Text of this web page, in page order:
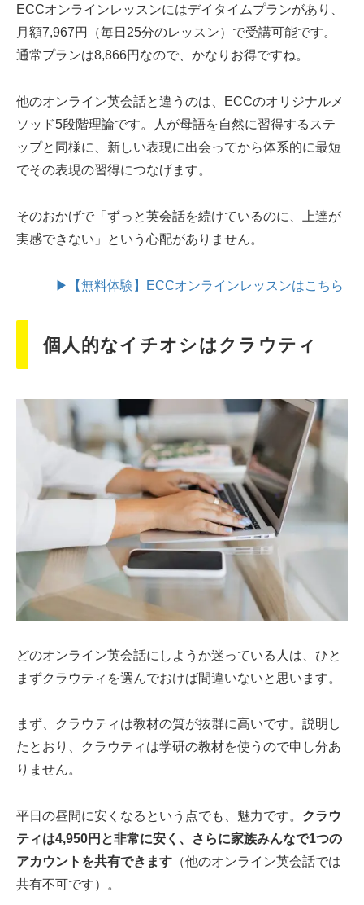
ECCオンラインレッスンにはデイタイムプランがあり、
月額7,967円（毎日25分のレッスン）で受講可能です。
通常プランは8,866円なので、かなりお得ですね。
他のオンライン英会話と違うのは、ECCのオリジナルメ
ソッド5段階理論です。人が母語を自然に習得するステ
ップと同様に、新しい表現に出会ってから体系的に最短
でその表現の習得につなげます。
そのおかげで「ずっと英会話を続けているのに、上達が
実感できない」という心配がありません。
▶【無料体験】ECCオンラインレッスンはこちら
個人的なイチオシはクラウティ
どのオンライン英会話にしようか迷っている人は、ひと
まずクラウティを選んでおけば間違いないと思います。
まず、クラウティは教材の質が抜群に高いです。説明し
たとおり、クラウティは学研の教材を使うので申し分あ
りません。
平日の昼間に安くなるという点でも、魅力です。 クラウ
ティは4,950円と非常に安く、さらに家族みんなで1つの
アカウントを共有できます （他のオンライン英会話では
共有不可です）。